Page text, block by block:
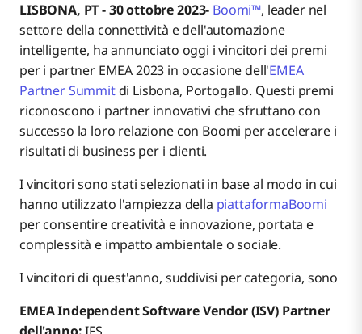
LISBONA, PT - 30 ottobre 2023- Boomi™, leader nel
settore della connettività e dell'automazione
intelligente, ha annunciato oggi i vincitori dei premi
per i partner EMEA 2023 in occasione dell'EMEA
Partner Summitdi Lisbona, Portogallo. Questi premi
riconoscono i partner innovativi che sfruttano con
successo la loro relazione con Boomi per accelerare i
risultati di business per i clienti.
I vincitori sono stati selezionati in base al modo in cui
hanno utilizzato l'ampiezza della piattaformaBoomi
per consentire creatività e innovazione, portata e
complessità e impatto ambientale o sociale.
I vincitori di quest'anno, suddivisi per categoria, sono
EMEA Independent Software Vendor (ISV) Partner